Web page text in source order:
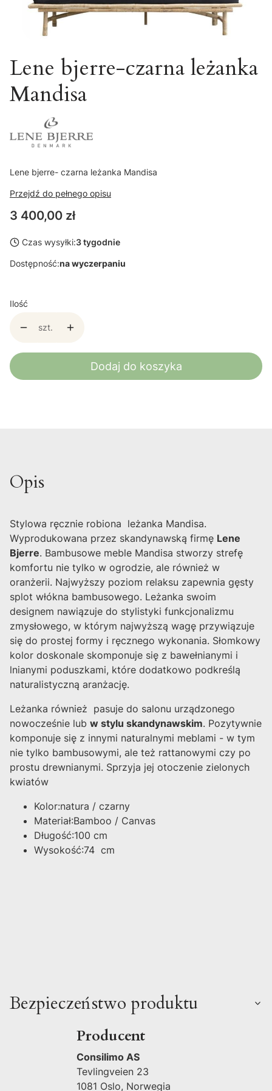
Lene bjerre-czarna leżanka
Mandisa
Lene bjerre- czarna leżanka Mandisa
Przejdź do pełnego opisu
Cena
3 400,00 zł
Czas wysyłki:3 tygodnie
Dostępność:na wyczerpaniu
Ilość
szt.
Dodaj do koszyka
Opis
Stylowa ręcznie robiona leżanka Mandisa.
Wyprodukowana przez skandynawską firmę Lene
Bjerre. Bambusowe meble Mandisa stworzy strefę
komfortu nie tylko w ogrodzie, ale również w
oranżerii. Najwyższy poziom relaksu zapewnia gęsty
splot włókna bambusowego. Leżanka swoim
designem nawiązuje do stylistyki funkcjonalizmu
zmysłowego, w którym najwyższą wagę przywiązuje
się do prostej formy i ręcznego wykonania. Słomkowy
kolor doskonale skomponuje się z bawełnianymi i
lnianymi poduszkami, które dodatkowo podkreślą
naturalistyczną aranżację.
Leżanka również pasuje do salonu urządzonego
nowocześnie lub w stylu skandynawskim. Pozytywnie
komponuje się z innymi naturalnymi meblami - w tym
nie tylko bambusowymi, ale też rattanowymi czy po
prostu drewnianymi. Sprzyja jej otoczenie zielonych
kwiatów
Kolor:natura / czarny
Materiał:Bamboo / Canvas
Długość:100 cm
Wysokość:74 cm
Bezpieczeństwo produktu
Producent
Consilimo AS
Tevlingveien 23
1081 Oslo, Norwegia